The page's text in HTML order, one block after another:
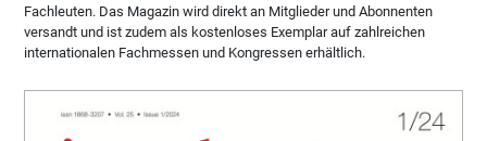
Fachleuten. Das Magazin wird direkt an Mitglieder und Abonnenten
versandt und ist zudem als kostenloses Exemplar auf zahlreichen
internationalen Fachmessen und Kongressen erhältlich.